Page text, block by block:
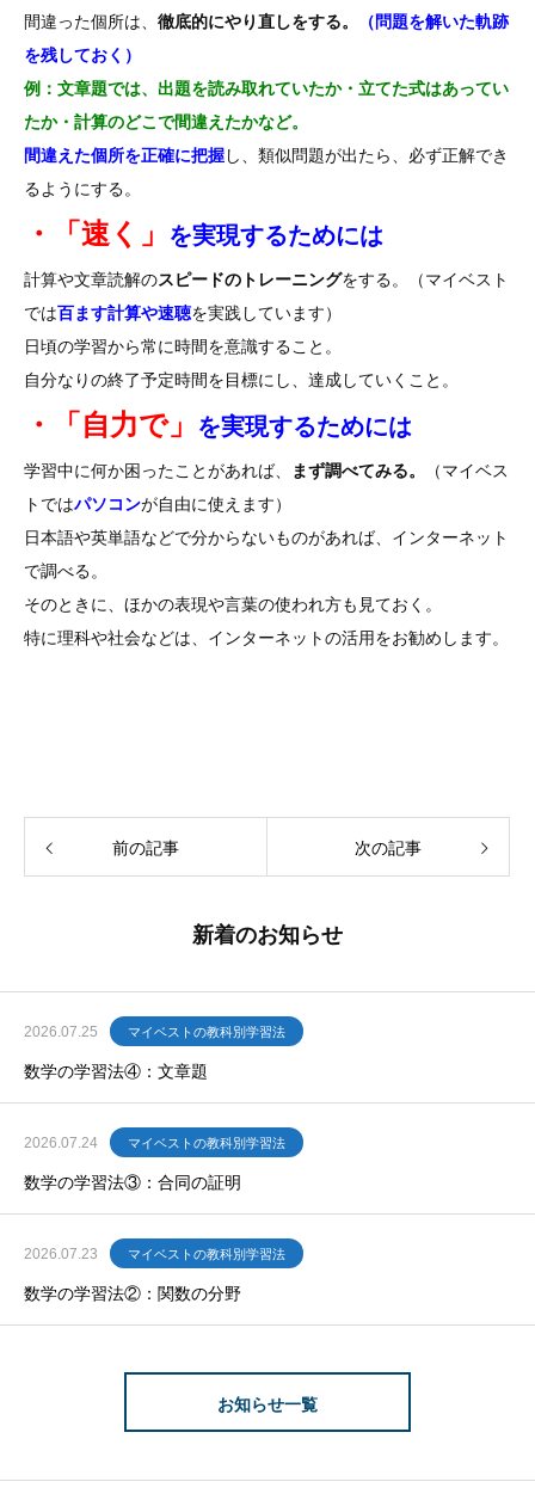
間違った個所は、 徹底的にやり直しをする。
（問題を解いた軌跡
を残しておく）
例：文章題では、出題を読み取れていたか・立てた式はあってい
たか・計算のどこで間違えたかなど。
間違えた個所を正確に把握し、類似問題が出たら、必ず正解でき
るようにする。
・「速く」 を実現するためには
計算や文章読解のスピードのトレーニングをする。（マイベスト
では百ます計算や速聴を実践しています）
日頃の学習から常に時間を意識すること。
自分なりの終了予定時間を目標にし、達成していくこと。
・「自力で」 を実現するためには
学習中に何か困ったことがあれば、 まず調べてみる。
（マイベス
トではパソコンが自由に使えます）
日本語や英単語などで分からないものがあれば、インターネット
で調べる。
そのときに、ほかの表現や言葉の使われ方も見ておく。
特に理科や社会などは、インターネットの活用をお勧めします。
前の記事 次の記事
新着のお知らせ
2026.07.25 マイベストの教科別学習法
数学の学習法④：文章題
2026.07.24 マイベストの教科別学習法
数学の学習法③：合同の証明
2026.07.23 マイベストの教科別学習法
数学の学習法②：関数の分野
お知らせ一覧